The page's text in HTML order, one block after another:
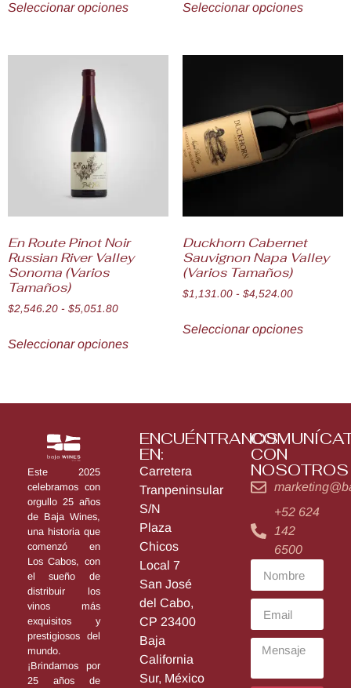
Seleccionar opciones Seleccionar opciones
En Route Pinot Noir
Russian River Valley
Sonoma (Varios
Tamaños)
$2,546.20 - $5,051.80
Seleccionar opciones
Duckhorn Cabernet
Sauvignon Napa Valley
(Varios Tamaños)
$1,131.00 - $4,524.00
Seleccionar opciones
Este 2025
celebramos con
orgullo 25 años
de Baja Wines,
una historia que
comenzó en
Los Cabos, con
el sueño de
distribuir los
vinos más
exquisitos y
prestigiosos del
mundo.
¡Brindamos por
25 años de
ENCUÉNTRANOS
EN:
Carretera
Tranpeninsular
S/N
Plaza
Chicos
Local 7
San José
del Cabo,
CP 23400
Baja
California
Sur, México
CON
NOSOTROS
+52 624
142
6500